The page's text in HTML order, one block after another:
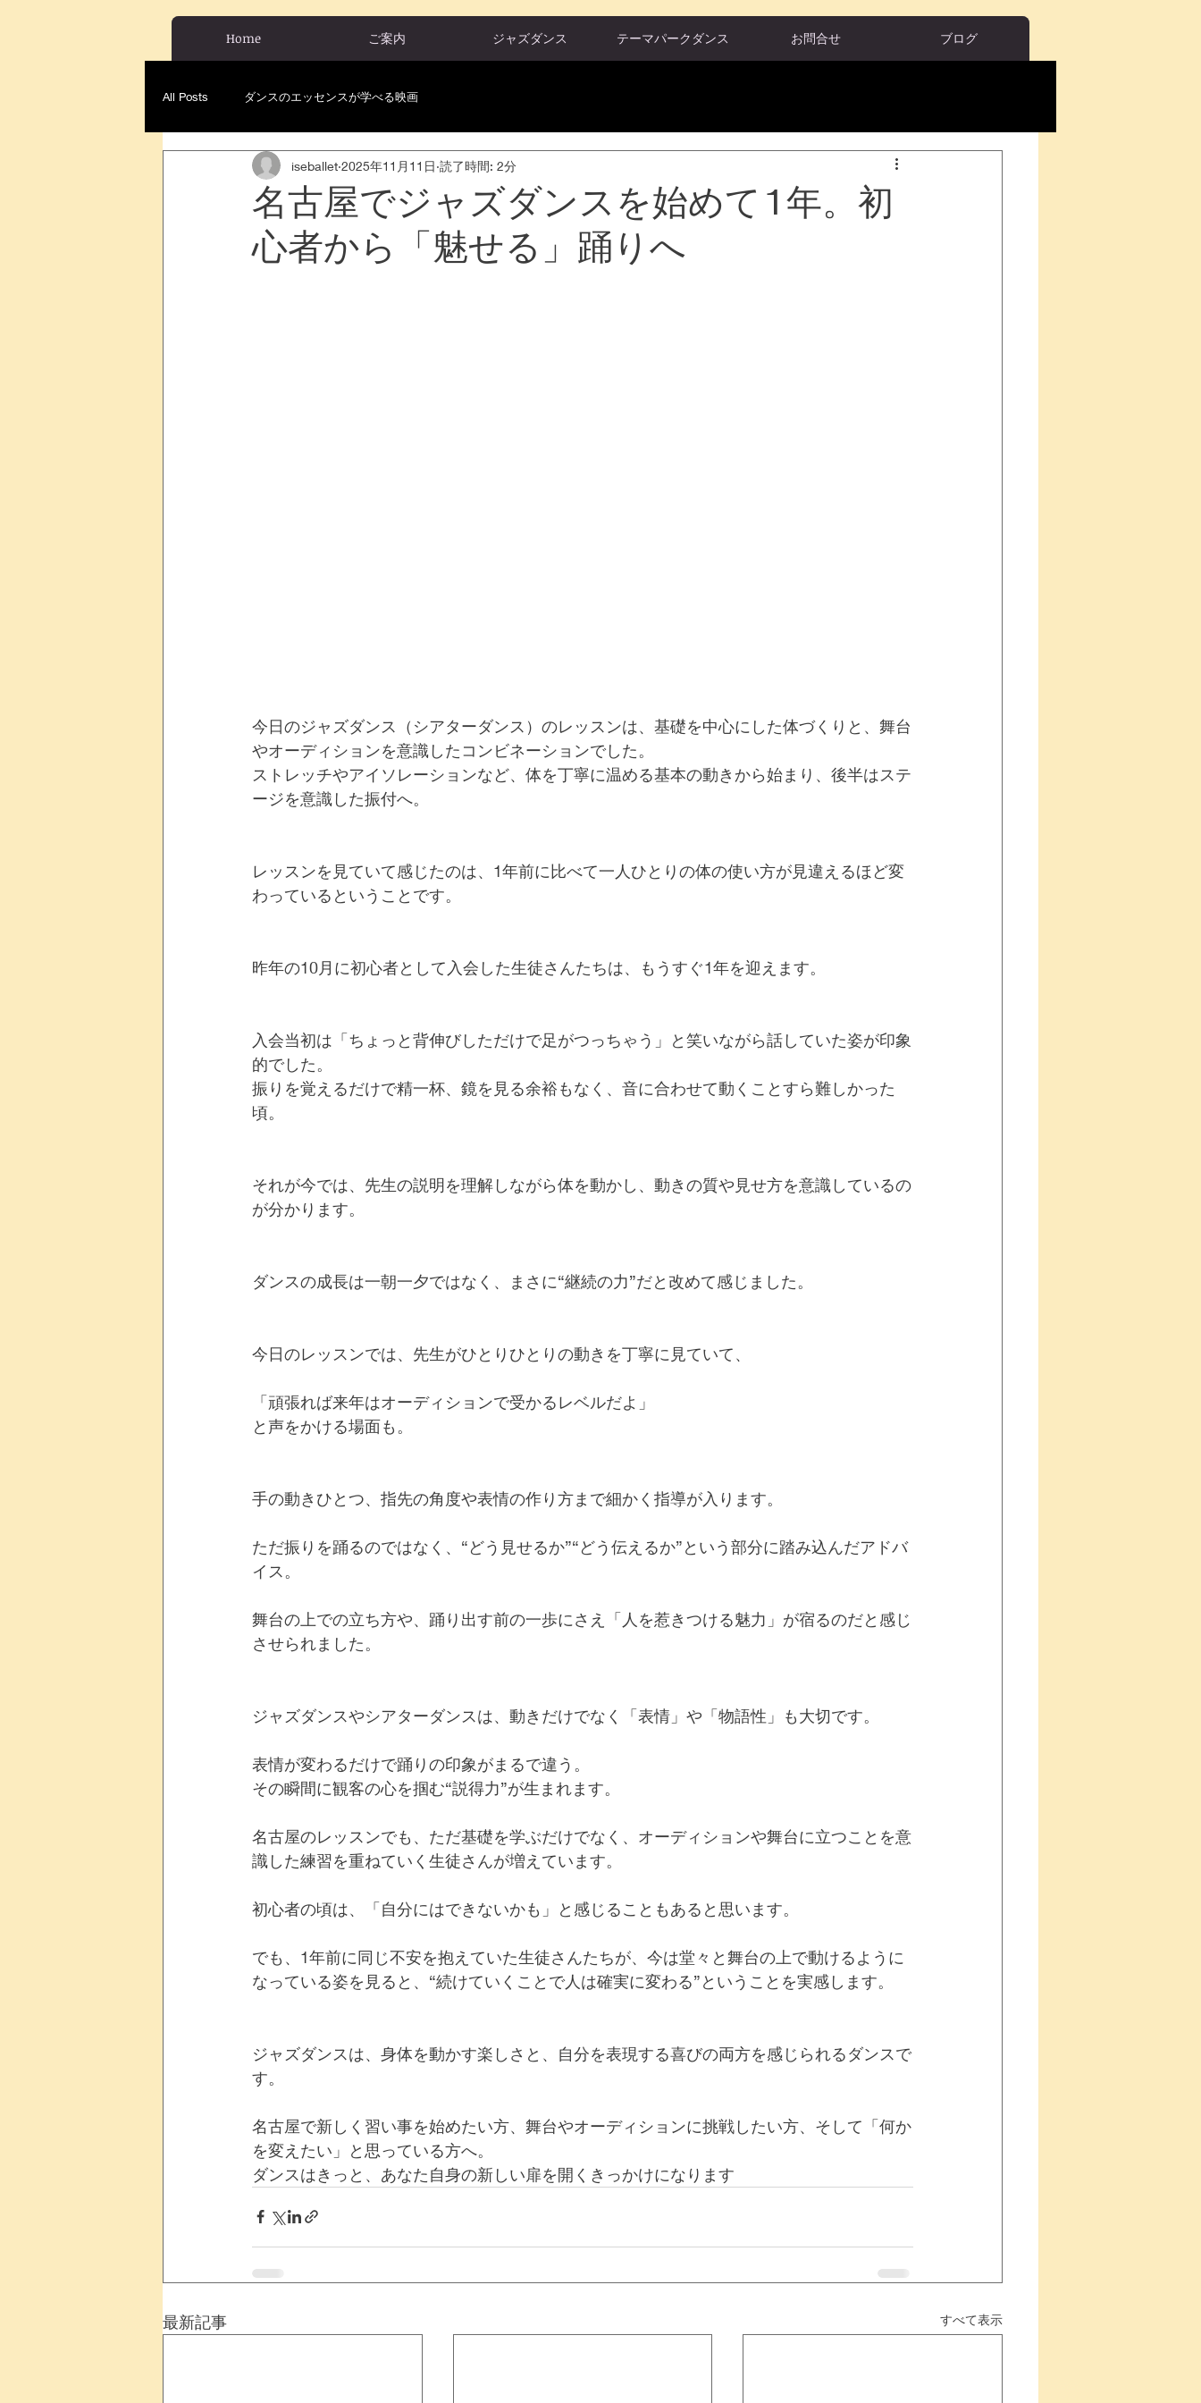
Home ご案内 ジャズダンス テーマパークダンス お問合せ ブログ
All Posts ダンスのエッセンスが学べる映画
名古屋でジャズダンスを始めて1年。初
心者から「魅せる」踊りへ
iseballet 2025年11月11日 読了時間: 2分
今日のジャズダンス（シアターダンス）のレッスンは、基礎を中心にした体づくりと、舞台
やオーディションを意識したコンビネーションでした。
ストレッチやアイソレーションなど、体を丁寧に温める基本の動きから始まり、後半はステ
ージを意識した振付へ。
レッスンを見ていて感じたのは、1年前に比べて一人ひとりの体の使い方が見違えるほど変
わっているということです。
昨年の10月に初心者として入会した生徒さんたちは、もうすぐ1年を迎えます。
入会当初は「ちょっと背伸びしただけで足がつっちゃう」と笑いながら話していた姿が印象
的でした。
振りを覚えるだけで精一杯、鏡を見る余裕もなく、音に合わせて動くことすら難しかった
頃。
それが今では、先生の説明を理解しながら体を動かし、動きの質や見せ方を意識しているの
が分かります。
ダンスの成長は一朝一夕ではなく、まさに“継続の力”だと改めて感じました。
今日のレッスンでは、先生がひとりひとりの動きを丁寧に見ていて、
「頑張れば来年はオーディションで受かるレベルだよ」
と声をかける場面も。
手の動きひとつ、指先の角度や表情の作り方まで細かく指導が入ります。
ただ振りを踊るのではなく、“どう見せるか”“どう伝えるか”という部分に踏み込んだアドバ
イス。
舞台の上での立ち方や、踊り出す前の一歩にさえ「人を惹きつける魅力」が宿るのだと感じ
させられました。
ジャズダンスやシアターダンスは、動きだけでなく「表情」や「物語性」も大切です。
表情が変わるだけで踊りの印象がまるで違う。
その瞬間に観客の心を掴む“説得力”が生まれます。
名古屋のレッスンでも、ただ基礎を学ぶだけでなく、オーディションや舞台に立つことを意
識した練習を重ねていく生徒さんが増えています。
初心者の頃は、「自分にはできないかも」と感じることもあると思います。
でも、1年前に同じ不安を抱えていた生徒さんたちが、今は堂々と舞台の上で動けるように
なっている姿を見ると、“続けていくことで人は確実に変わる”ということを実感します。
ジャズダンスは、身体を動かす楽しさと、自分を表現する喜びの両方を感じられるダンスで
す。
名古屋で新しく習い事を始めたい方、舞台やオーディションに挑戦したい方、そして「何か
を変えたい」と思っている方へ。
ダンスはきっと、あなた自身の新しい扉を開くきっかけになります
最新記事 すべて表示